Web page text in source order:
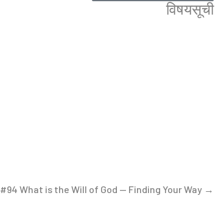
विषयसूची
#94 What is the Will of God — Finding Your Way →